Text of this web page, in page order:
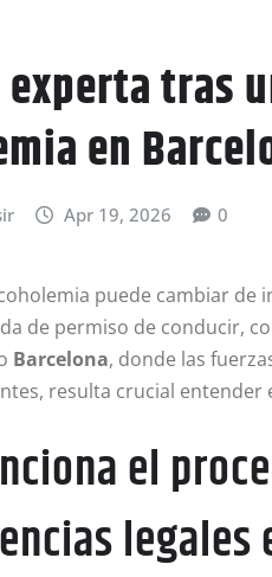
experta tras
en
Apr 19, 2026 0
puede cambiar de
de permiso de conducir,
Barcelona, donde las
resulta crucial entender
el
legales